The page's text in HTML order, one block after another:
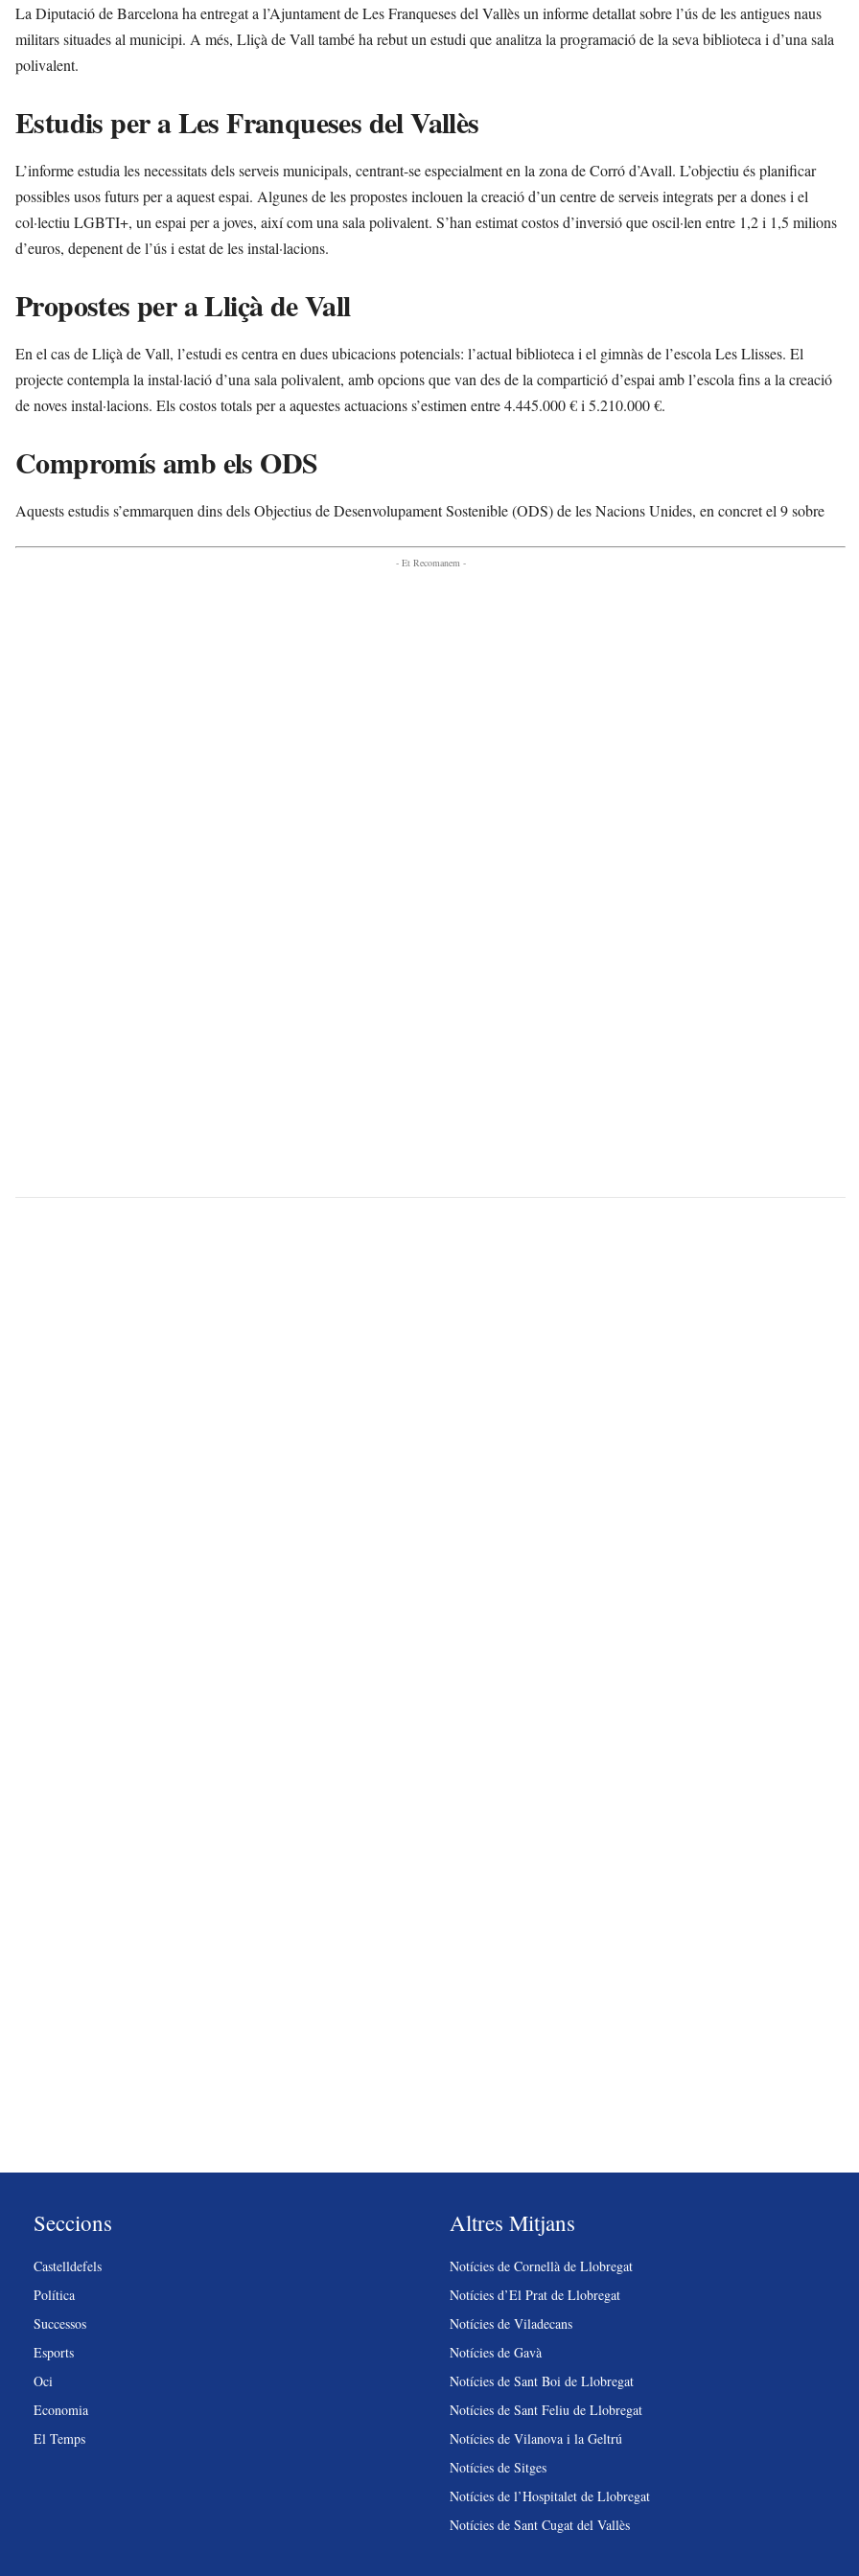
La Diputació de Barcelona ha entregat a l’Ajuntament de Les Franqueses del Vallès un informe detallat sobre l’ús de les antigues naus
militars situades al municipi. A més, Lliçà de Vall també ha rebut un estudi que analitza la programació de la seva biblioteca i d’una sala
polivalent.
Estudis per a Les Franqueses del Vallès
L’informe estudia les necessitats dels serveis municipals, centrant-se especialment en la zona de Corró d’Avall. L’objectiu és planificar
possibles usos futurs per a aquest espai. Algunes de les propostes inclouen la creació d’un centre de serveis integrats per a dones i el
col·lectiu LGBTI+, un espai per a joves, així com una sala polivalent. S’han estimat costos d’inversió que oscil·len entre 1,2 i 1,5 milions
d’euros, depenent de l’ús i estat de les instal·lacions.
Propostes per a Lliçà de Vall
En el cas de Lliçà de Vall, l’estudi es centra en dues ubicacions potencials: l’actual biblioteca i el gimnàs de l’escola Les Llisses. El
projecte contempla la instal·lació d’una sala polivalent, amb opcions que van des de la compartició d’espai amb l’escola fins a la creació
de noves instal·lacions. Els costos totals per a aquestes actuacions s’estimen entre 4.445.000 € i 5.210.000 €.
Compromís amb els ODS
Aquests estudis s’emmarquen dins dels Objectius de Desenvolupament Sostenible (ODS) de les Nacions Unides, en concret el 9 sobre
- Et Recomanem -
Seccions
Castelldefels
Política
Successos
Esports
Oci
Economia
El Temps
Altres Mitjans
Notícies de Cornellà de Llobregat
Notícies d’El Prat de Llobregat
Notícies de Viladecans
Notícies de Gavà
Notícies de Sant Boi de Llobregat
Notícies de Sant Feliu de Llobregat
Notícies de Vilanova i la Geltrú
Notícies de Sitges
Notícies de l’Hospitalet de Llobregat
Notícies de Sant Cugat del Vallès